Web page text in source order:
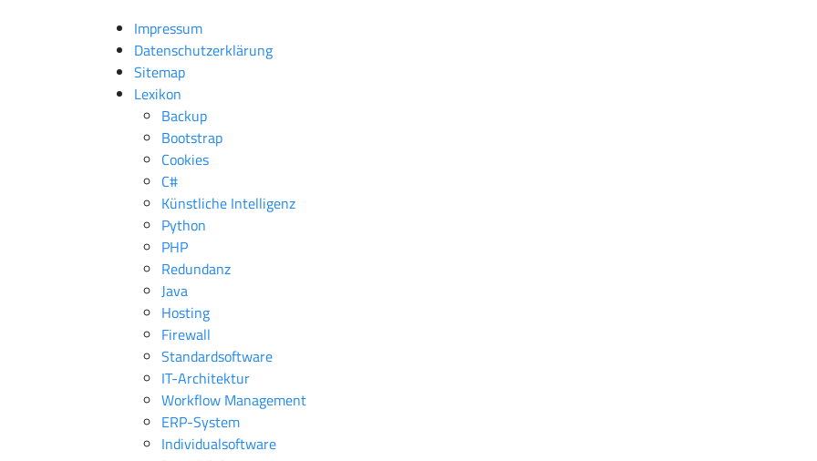
Impressum
Datenschutzerklärung
Sitemap
Lexikon
Backup
Bootstrap
Cookies
C#
Künstliche Intelligenz
Python
PHP
Redundanz
Java
Hosting
Firewall
Standardsoftware
IT-Architektur
Workflow Management
ERP-System
Individualsoftware